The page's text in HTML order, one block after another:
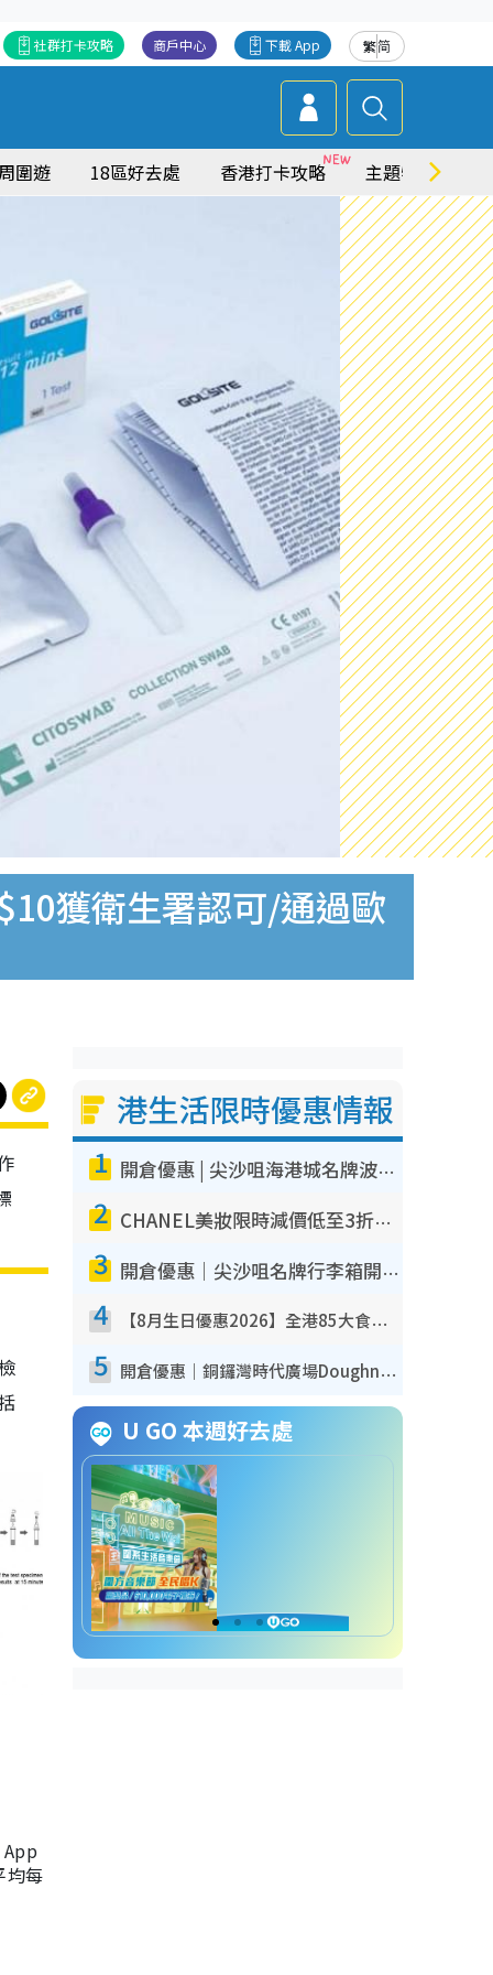
繁简
下載 App
商戶中心
社群打卡攻略
圍遊 18區好去處 香港打卡攻略 主題特集
獲衛生署認可/通過歐
均每
港生活限時優惠情報
1 開倉優惠 | 尖沙咀海港城名牌波鞋開倉低至1折！On鞋$899起／Joy&Peace鞋履$98起
2 CHANEL美妝限時減價低至3折！人氣粉底/唇膏/精華液低至$275！COCO香水都有平
3 開倉優惠｜尖沙咀名牌行李箱開倉低至4折！一連5日 American Tourister/ace./Hallmark $200起！
4 【8月生日優惠2026】全港85大食買玩著數攻略 自助餐/火鍋放題同行免費＋誠品/DONKI送現金券
5 開倉優惠｜銅鑼灣時代廣場Doughnut/Campo Marzio開倉低至1折！背囊、書包、手袋劈價$200起
U GO 本週好去處